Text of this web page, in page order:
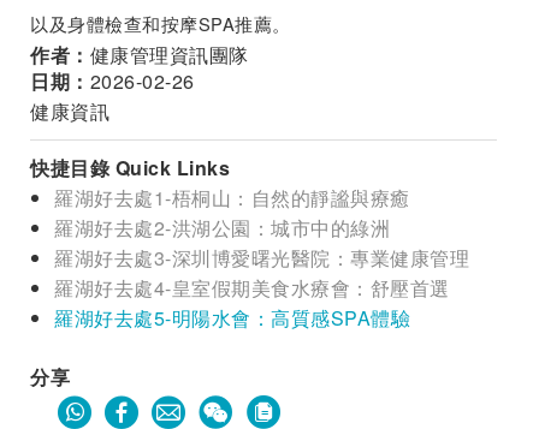
以及身體檢查和按摩SPA推薦。
作者： 健康管理資訊團隊
日期： 2026-02-26
健康資訊
快捷目錄 Quick Links
羅湖好去處1-梧桐山：自然的靜謐與療癒
羅湖好去處2-洪湖公園：城市中的綠洲
羅湖好去處3-深圳博愛曙光醫院：專業健康管理
羅湖好去處4-皇室假期美食水療會：舒壓首選
羅湖好去處5-明陽水會：高質感SPA體驗
分享